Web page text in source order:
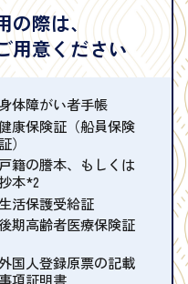
の際は、
用意ください
身体障がい者手帳
康保険証（船員保険
証）
戸籍の謄本、もしくは
本*2
活保護受給証
期高齢者医療保険証
国人登録原票の記載
事項証明書